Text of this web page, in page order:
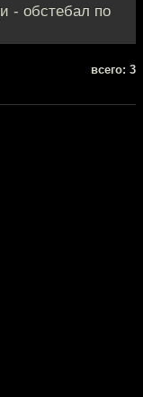
- обстебал по
всего: 3